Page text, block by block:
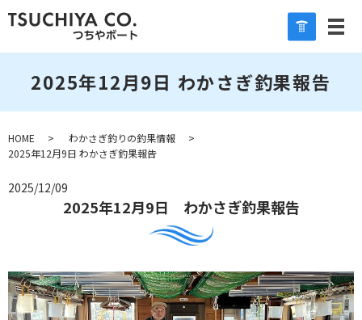
2025年12月9日 わかさぎ釣果報告
HOME
わかさぎ釣りの釣果情報
2025年12月9日 わかさぎ釣果報告
2025/12/09
2025年12月9日 わかさぎ釣果報告